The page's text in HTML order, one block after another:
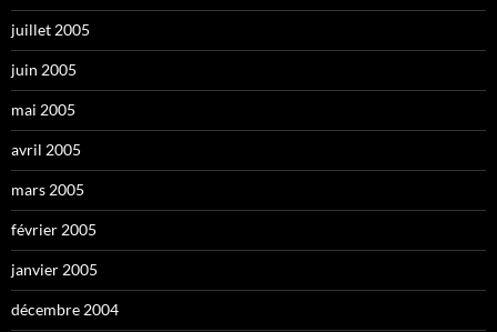
juillet 2005
juin 2005
mai 2005
avril 2005
mars 2005
février 2005
janvier 2005
décembre 2004